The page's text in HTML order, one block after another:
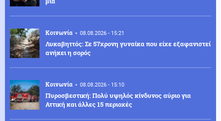
Κοινωνία 08.08.2026 - 15:21
Λυκαβηττός: Σε 57χρονη γυναίκα που είχε εξαφανιστεί
ανήκει η σορός
Κοινωνία 08.08.2026 - 15:10
Πυροσβεστική: Πολύ υψηλός κίνδυνος αύριο για
Αττική και άλλες 15 περιοχές